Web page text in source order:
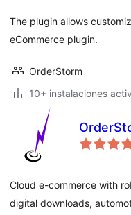
The plugin allows
eCommerce plugin.
OrderStorm
10+ instalaciones
Cloud e-commerce with
digital downloads,